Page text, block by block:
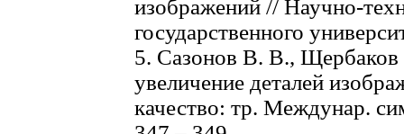
изображений // Научно-
государственного
5. Сазонов В. В.,
увеличение деталей
качество: тр. Междунар.